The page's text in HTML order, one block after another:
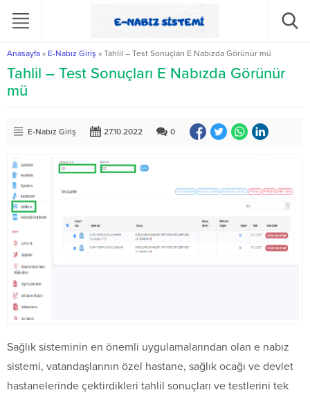
Anasayfa » E-Nabız Giriş » Tahlil – Test Sonuçları E Nabızda Görünür mü
Tahlil – Test Sonuçları E Nabızda Görünür
mü
E-Nabız Giriş 27.10.2022 0
Sağlık sisteminin en önemli uygulamalarından olan e nabız
sistemi, vatandaşlarının özel hastane, sağlık ocağı ve devlet
hastanelerinde çektirdikleri tahlil sonuçları ve testlerini tek